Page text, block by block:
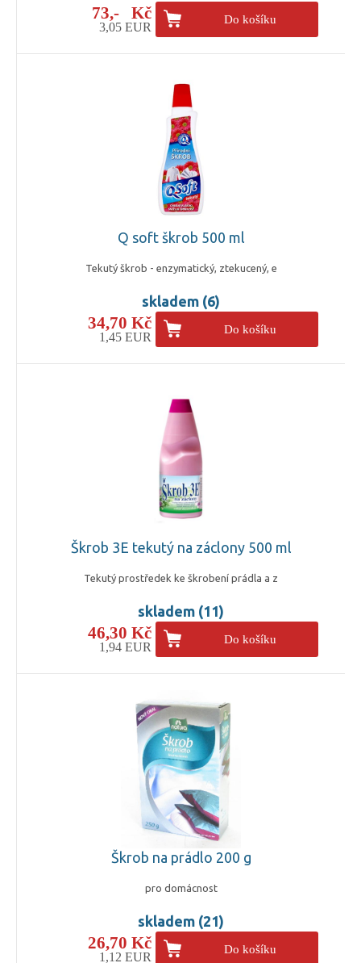
73,- Kč
3,05 EUR
Do košíku
Q soft škrob 500 ml
Tekutý škrob - enzymatický, ztekucený, e
skladem (6)
34,70 Kč
1,45 EUR
Do košíku
Škrob 3E tekutý na záclony 500 ml
Tekutý prostředek ke škrobení prádla a z
skladem (11)
46,30 Kč
1,94 EUR
Do košíku
Škrob na prádlo 200 g
pro domácnost
skladem (21)
26,70 Kč
1,12 EUR
Do košíku